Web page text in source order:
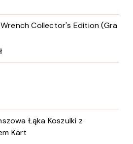
Wrench Collector's Edition (Gra
Łąka Koszulki z
Kart